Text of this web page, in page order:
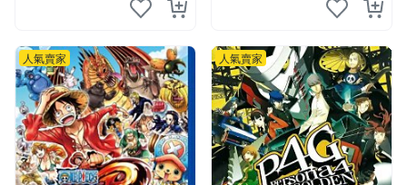
人氣賣家 人氣賣家